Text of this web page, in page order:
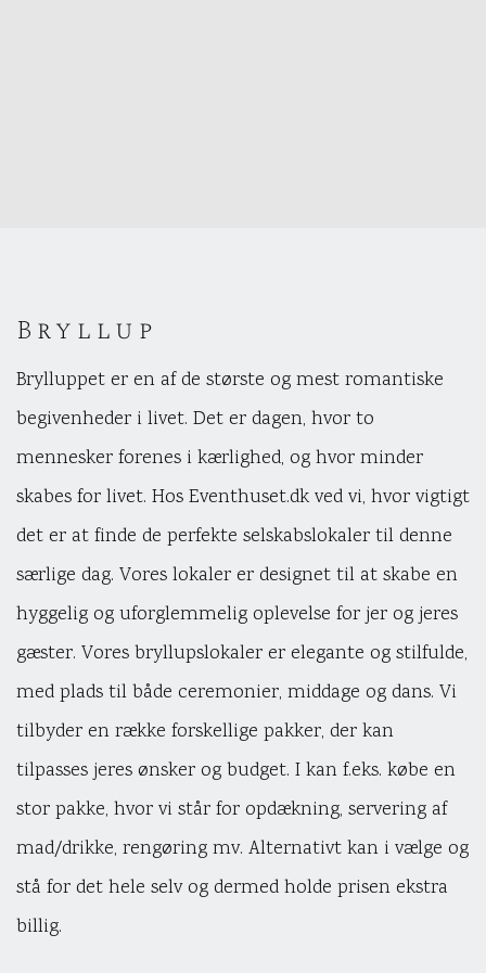
Bryllup
Brylluppet er en af de største og mest romantiske
begivenheder i livet. Det er dagen, hvor to
mennesker forenes i kærlighed, og hvor minder
skabes for livet. Hos Eventhuset.dk ved vi, hvor vigtigt
det er at finde de perfekte selskabslokaler til denne
særlige dag. Vores lokaler er designet til at skabe en
hyggelig og uforglemmelig oplevelse for jer og jeres
gæster. Vores bryllupslokaler er elegante og stilfulde,
med plads til både ceremonier, middage og dans. Vi
tilbyder en række forskellige pakker, der kan
tilpasses jeres ønsker og budget. I kan f.eks. købe en
stor pakke, hvor vi står for opdækning, servering af
mad/drikke, rengøring mv. Alternativt kan i vælge og
stå for det hele selv og dermed holde prisen ekstra
billig.